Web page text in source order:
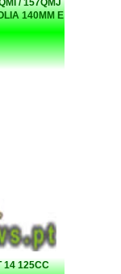
/ 157QMJ
140MM E
14 125CC